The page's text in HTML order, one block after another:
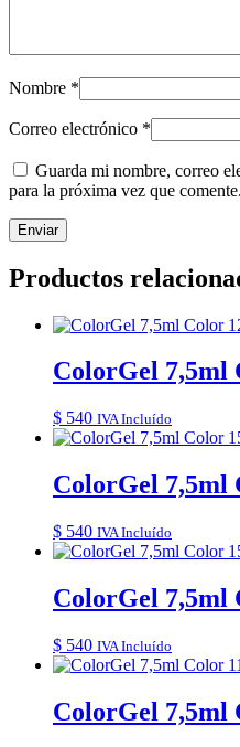
Nombre *
Correo electrónico *
Guarda mi nombre, correo
para la próxima vez que comente.
Productos
ColorGel 7,5ml
$ 540 IVA Incluído
ColorGel 7,5ml
$ 540 IVA Incluído
ColorGel 7,5ml
$ 540 IVA Incluído
ColorGel 7,5ml